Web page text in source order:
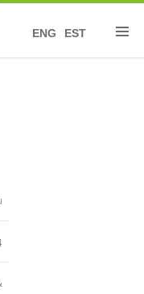
EST
ENG